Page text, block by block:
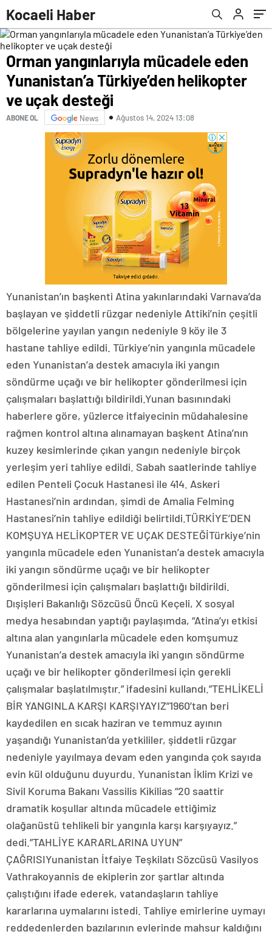
Kocaeli Haber
Orman yangınlarıyla mücadele eden
Yunanistan’a Türkiye’den helikopter
ve uçak desteği
ABONE OL News Ağustos 14, 2024 13:08
Yunanistan’ın başkenti Atina yakınlarındaki Varnava’da
başlayan ve şiddetli rüzgar nedeniyle Attiki’nin çeşitli
bölgelerine yayılan yangın nedeniyle 9 köy ile 3
hastane tahliye edildi. Türkiye’nin yangınla mücadele
eden Yunanistan’a destek amacıyla iki yangın
söndürme uçağı ve bir helikopter gönderilmesi için
çalışmaları başlattığı bildirildi.Yunan basınındaki
haberlere göre, yüzlerce itfaiyecinin müdahalesine
rağmen kontrol altına alınamayan başkent Atina’nın
kuzey kesimlerinde çıkan yangın nedeniyle birçok
yerleşim yeri tahliye edildi. Sabah saatlerinde tahliye
edilen Penteli Çocuk Hastanesi ile 414. Askeri
Hastanesi’nin ardından, şimdi de Amalia Felming
Hastanesi’nin tahliye edildiği belirtildi.TÜRKİYE’DEN
KOMŞUYA HELİKOPTER VE UÇAK DESTEĞİTürkiye’nin
yangınla mücadele eden Yunanistan’a destek amacıyla
iki yangın söndürme uçağı ve bir helikopter
gönderilmesi için çalışmaları başlattığı bildirildi.
Dışişleri Bakanlığı Sözcüsü Öncü Keçeli, X sosyal
medya hesabından yaptığı paylaşımda, “Atina’yı etkisi
altına alan yangınlarla mücadele eden komşumuz
Yunanistan’a destek amacıyla iki yangın söndürme
uçağı ve bir helikopter gönderilmesi için gerekli
çalışmalar başlatılmıştır.” ifadesini kullandı.”TEHLİKELİ
BİR YANGINLA KARŞI KARŞIYAYIZ”1960’tan beri
kaydedilen en sıcak haziran ve temmuz ayının
yaşandığı Yunanistan’da yetkililer, şiddetli rüzgar
nedeniyle yayılmaya devam eden yangında çok sayıda
evin kül olduğunu duyurdu. Yunanistan İklim Krizi ve
Sivil Koruma Bakanı Vassilis Kikilias “20 saattir
dramatik koşullar altında mücadele ettiğimiz
olağanüstü tehlikeli bir yangınla karşı karşıyayız.”
dedi.”TAHLİYE KARARLARINA UYUN”
ÇAĞRISIYunanistan İtfaiye Teşkilatı Sözcüsü Vasilyos
Vathrakoyannis de ekiplerin zor şartlar altında
çalıştığını ifade ederek, vatandaşların tahliye
kararlarına uymalarını istedi. Tahliye emirlerine uymayı
reddedenlerden bazılarının evlerinde mahsur kaldığını